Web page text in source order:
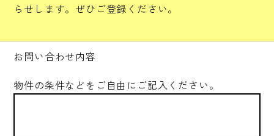
らせします。ぜひご登録ください。
お問い合わせ内容
物件の条件などをご自由にご記入ください。